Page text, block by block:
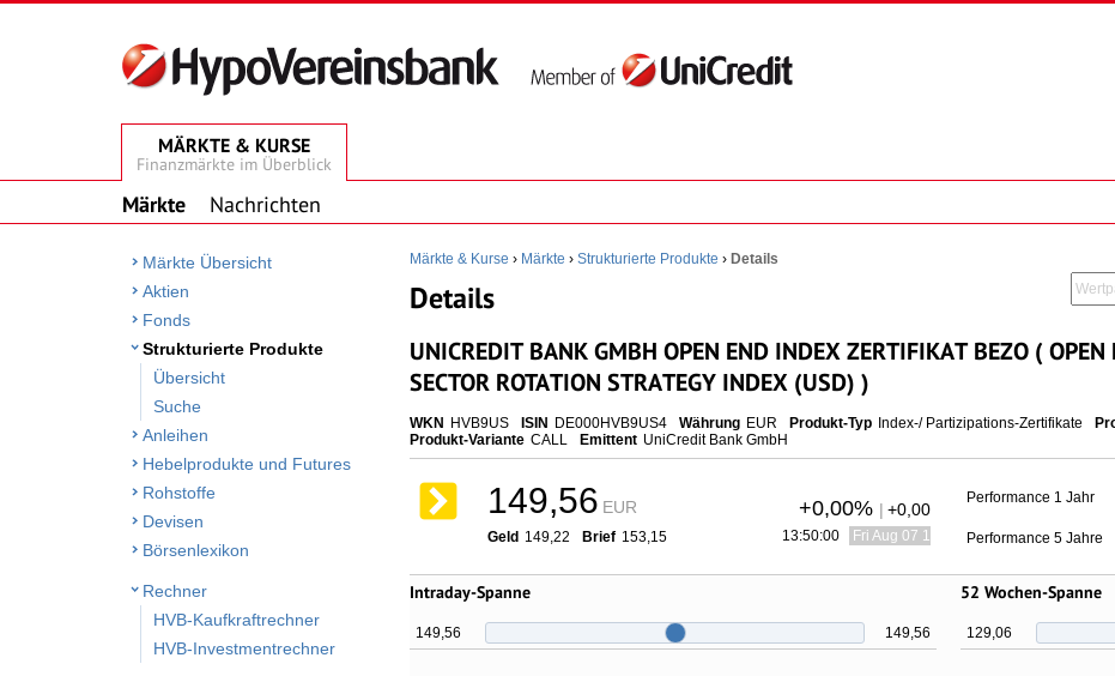
MÄRKTE & KURSE
Finanzmärkte im Überblick
Märkte Nachrichten
Märkte Übersicht
Aktien
Fonds
Strukturierte Produkte
Übersicht
Suche
Anleihen
Hebelprodukte und Futures
Rohstoffe
Devisen
Börsenlexikon
Rechner
HVB-Kaufkraftrechner
HVB-Investmentrechner
Märkte & Kurse › Märkte › Strukturierte Produkte › Details
Details
UNICREDIT BANK GMBH OPEN END INDEX ZERTIFIKAT BEZO (
SECTOR ROTATION STRATEGY INDEX (USD) )
WKN HVB9US ISIN DE000HVB9US4 Währung EUR Produkt-Typ Index-/ Partizipations-Zertifikate
Produkt-Variante CALL Emittent UniCredit Bank GmbH
149,56 EUR +0,00% | +0,00
Geld 149,22 Brief 153,15 13:50:00 Fri Aug 07 15:50:00 CEST 2026
Performance 1 Jahr
Performance 5 Jahre
Intraday-Spanne
149,56 149,56
52 Wochen-Spanne
129,06